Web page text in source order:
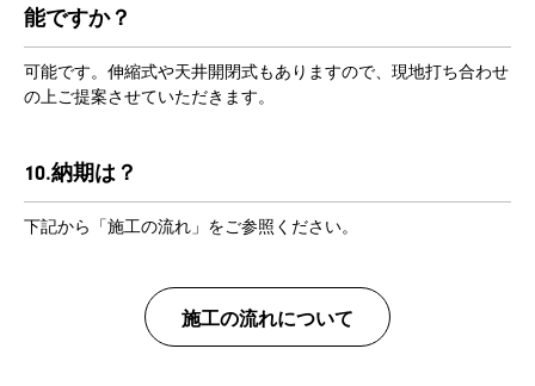
能ですか？
可能です。伸縮式や天井開閉式もありますので、現地打ち合わせ
の上ご提案させていただきます。
10.納期は？
下記から「施工の流れ」をご参照ください。
施工の流れについて